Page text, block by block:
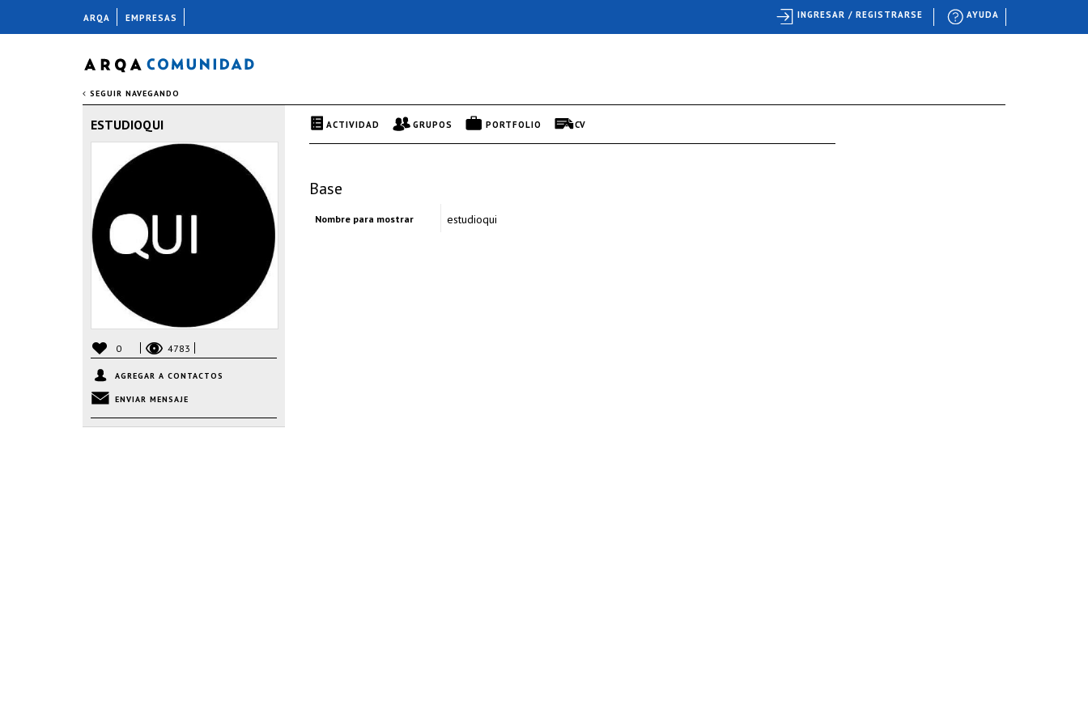
SEGUIR NAVEGANDO
ESTUDIOQUI
0 4783
AGREGAR A CONTACTOS
ENVIAR MENSAJE
ACTIVIDAD GRUPOS PORTFOLIO CV
Base
Nombre para mostrar estudioqui
ARQA EMPRESAS AYUDA
INGRESAR / REGISTRARSE